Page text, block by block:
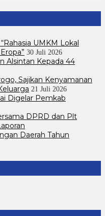
UMKM Lokal
30 Juli 2026
Alsintan Kepada 44
Sajikan Kenyamanan
21 Juli 2026
Digelar Pemkab
DPRD dan Plt
Daerah Tahun